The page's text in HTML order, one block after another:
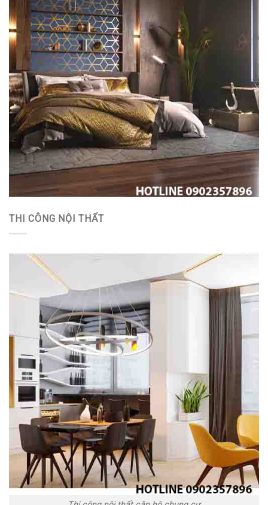
THI CÔNG NỘI THẤT